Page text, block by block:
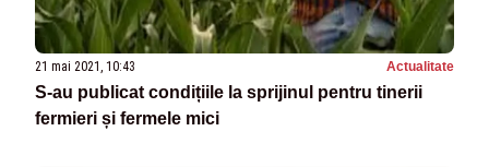
21 mai 2021, 10:43 Actualitate
S-au publicat condițiile la sprijinul pentru tinerii
fermieri și fermele mici